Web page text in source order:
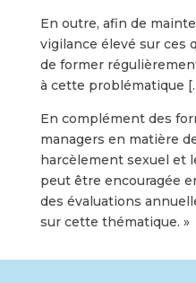
En outre, afin de
vigilance élevé sur ces
de former
à cette problématique
En complément des
managers en matière
harcèlement sexuel et
peut être encouragée
des évaluations
sur cette thématique. »